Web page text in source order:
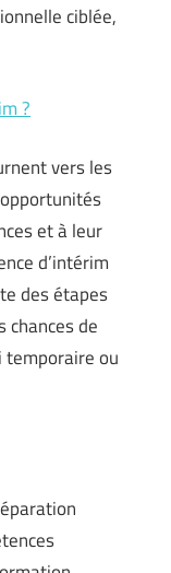
ciblée,
?
vers les
et à leur
d’intérim
des étapes
chances de
temporaire ou